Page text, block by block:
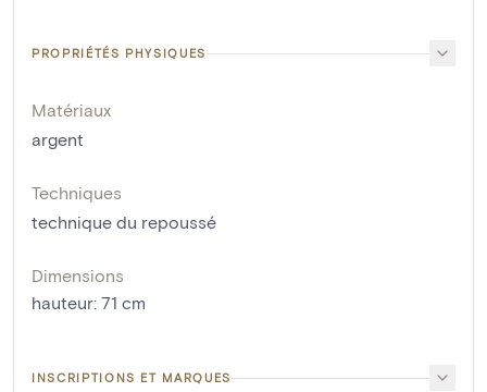
PROPRIÉTÉS PHYSIQUES
Matériaux
argent
Techniques
technique du repoussé
Dimensions
hauteur: 71 cm
INSCRIPTIONS ET MARQUES